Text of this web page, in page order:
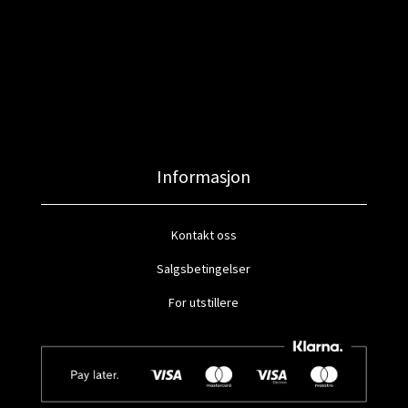
Informasjon
Kontakt oss
Salgsbetingelser
For utstillere